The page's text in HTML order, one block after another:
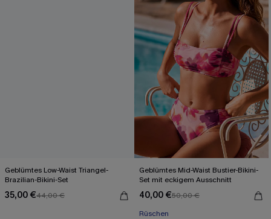
Geblümtes Low-Waist Triangel-
Brazilian-Bikini-Set
35,00 €44,00 €
Geblümtes Mid-Waist Bustier-Bikini-
Set mit eckigem Ausschnitt
40,00 €50,00 €
Rüschen